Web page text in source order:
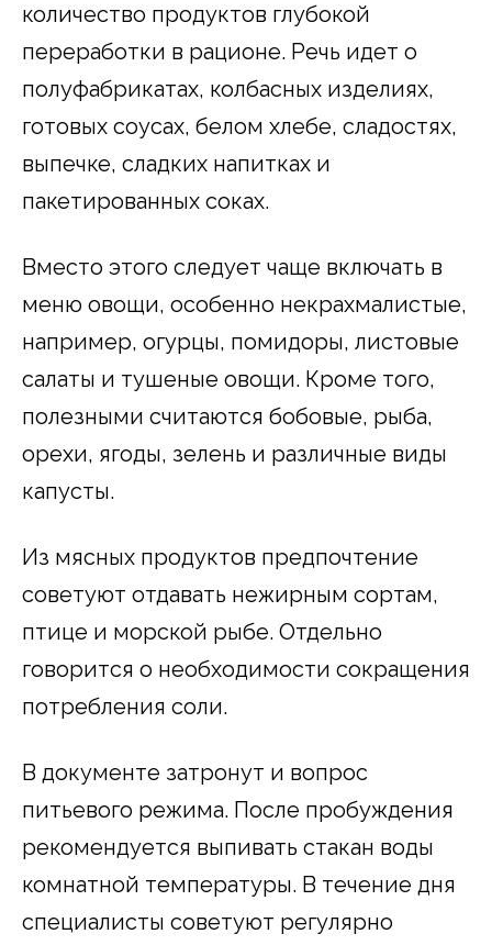
количество продуктов глубокой
переработки в рационе. Речь идет о
полуфабрикатах, колбасных изделиях,
готовых соусах, белом хлебе, сладостях,
выпечке, сладких напитках и
пакетированных соках.
Вместо этого следует чаще включать в
меню овощи, особенно некрахмалистые,
например, огурцы, помидоры, листовые
салаты и тушеные овощи. Кроме того,
полезными считаются бобовые, рыба,
орехи, ягоды, зелень и различные виды
капусты.
Из мясных продуктов предпочтение
советуют отдавать нежирным сортам,
птице и морской рыбе. Отдельно
говорится о необходимости сокращения
потребления соли.
В документе затронут и вопрос
питьевого режима. После пробуждения
рекомендуется выпивать стакан воды
комнатной температуры. В течение дня
специалисты советуют регулярно